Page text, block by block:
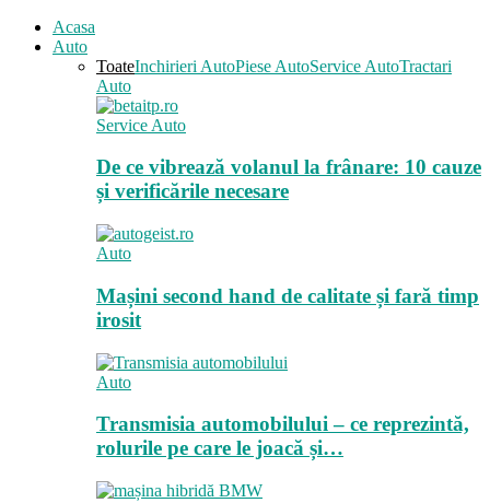
Acasa
Auto
ToateInchirieri AutoPiese AutoService AutoTractari
Auto
Service Auto
De ce vibrează volanul la frânare: 10 cauze
și verificările necesare
Auto
Mașini second hand de calitate și fară timp
irosit
Auto
Transmisia automobilului – ce reprezintă,
rolurile pe care le joacă și…